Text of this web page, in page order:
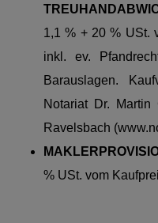
1,1 % + 20 % USt.
inkl. ev.
Barauslagen.
Notariat Dr. Martin
Ravelsbach (
% USt. vom